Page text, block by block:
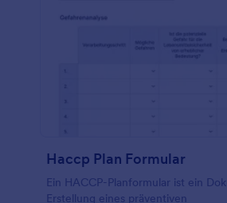
Haccp Plan Formular
Ein HACCP-Planformular ist ein
Erstellung eines präventiven